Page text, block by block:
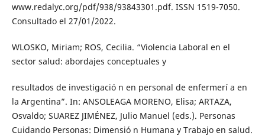
www.redalyc.org/pdf/938/93843301.pdf. ISSN 1519-7050.
Consultado el 27/01/2022.
WLOSKO, Miriam; ROS, Cecilia. “Violencia Laboral en el
sector salud: abordajes conceptuales y
resultados de investigació n en personal de enfermerí a en
la Argentina”. In: ANSOLEAGA MORENO, Elisa; ARTAZA,
Osvaldo; SUAREZ JIMÉNEZ, Julio Manuel (eds.). Personas
Cuidando Personas: Dimensió n Humana y Trabajo en salud.